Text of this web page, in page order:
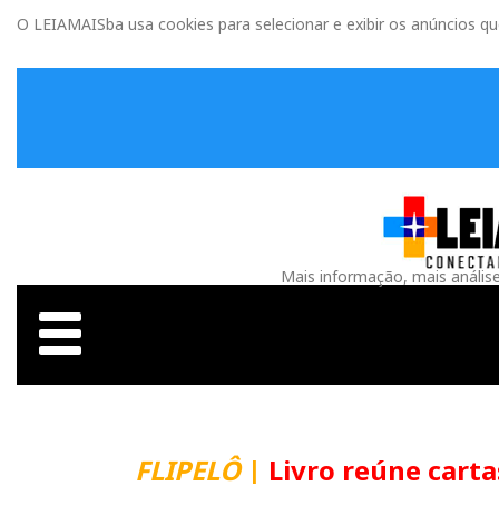
O LEIAMAISba usa cookies para selecionar e exibir os anúncios
Mais informação, mais
FLIPELÔ| Livro reúne